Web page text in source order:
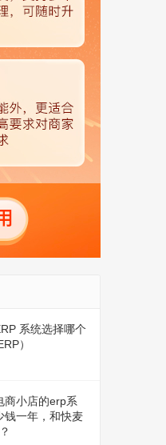
系统选择哪个
）
商小店的erp系
钱一年，和快麦